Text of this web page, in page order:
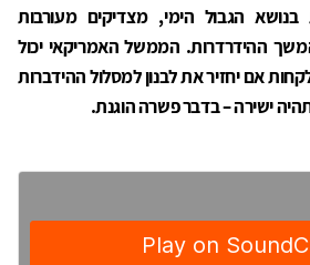
הגבול הימי, מצדיקים מעורבות
ההידרדרות. הממשל האמריקאי יכול
אם יחזיר את לבנון למסלול ההידברות
ישירה – בדבר פשרה הוגנת.